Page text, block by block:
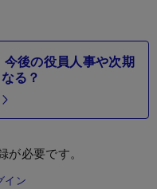
後の役員人事や次期
る？
必要です。
イン